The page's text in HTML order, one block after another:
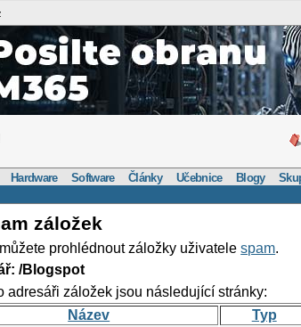
Hardware Software Články Učebnice Blogy
záložek
prohlédnout záložky uživatelespam.
/Blogspot
adresáři záložek jsou následující stránky:
Název
Typ